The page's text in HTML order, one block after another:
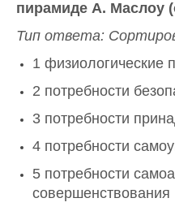
пирамиде А. Маслоу
Тип ответа:
1 физиологические
2 потребности
3 потребности
4 потребности
5 потребности
совершенствования